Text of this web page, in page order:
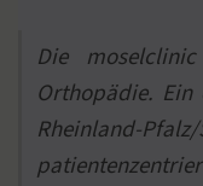
Die
Orthopädie.
Rheinland-